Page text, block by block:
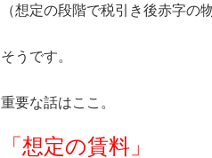
（想定の段階で税引き後赤字の
そうです。
重要な話はここ。
「想定の賃料」